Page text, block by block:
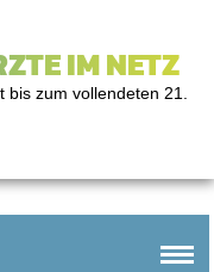
IM NETZ
zum vollendeten 21.